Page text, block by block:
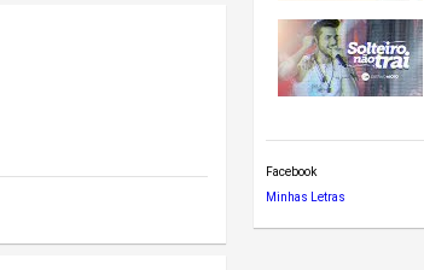
Facebook
Minhas Letras